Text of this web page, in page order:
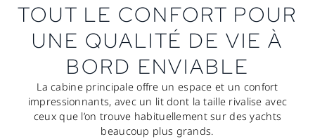
TOUT LE CONFORT POUR
UNE QUALITÉ DE VIE À
BORD ENVIABLE
La cabine principale offre un espace et un confort
impressionnants, avec un lit dont la taille rivalise avec
ceux que l’on trouve habituellement sur des yachts
beaucoup plus grands.